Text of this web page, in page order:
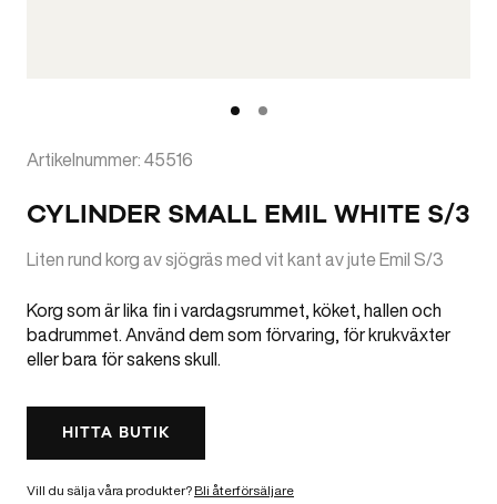
Artikelnummer: 45516
CYLINDER SMALL EMIL WHITE S/3
Liten rund korg av sjögräs med vit kant av jute Emil S/3
Korg som är lika fin i vardagsrummet, köket, hallen och
badrummet. Använd dem som förvaring, för krukväxter
eller bara för sakens skull.
HITTA BUTIK
Vill du sälja våra produkter?Bli återförsäljare